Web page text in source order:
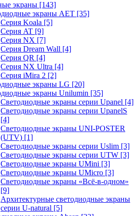
экраны [143]
экраны AET [35]
Cерия Koala [5]
Серия AT [9]
Серия NX [7]
Серия Dream Wall [4]
Серия QR [4]
Серия NX Ultra [4]
Серия iMira 2 [2]
экраны LG [20]
экраны Unilumin [35]
Светодиодные экраны серии Upanel [4]
Светодиодные экраны серии UpanelS
[4]
Светодиодные экраны UNI-POSTER
(UTV) [1]
Светодиодные экраны серии Uslim [3]
Светодиодные экраны серии UTW [3]
Светодиодные экраны UMini [3]
Светодиодные экраны UMicro [3]
Светодиодные экраны «Всё-в-одном»
[9]
Архитектурные светодиодные экраны
серии U-natural [5]